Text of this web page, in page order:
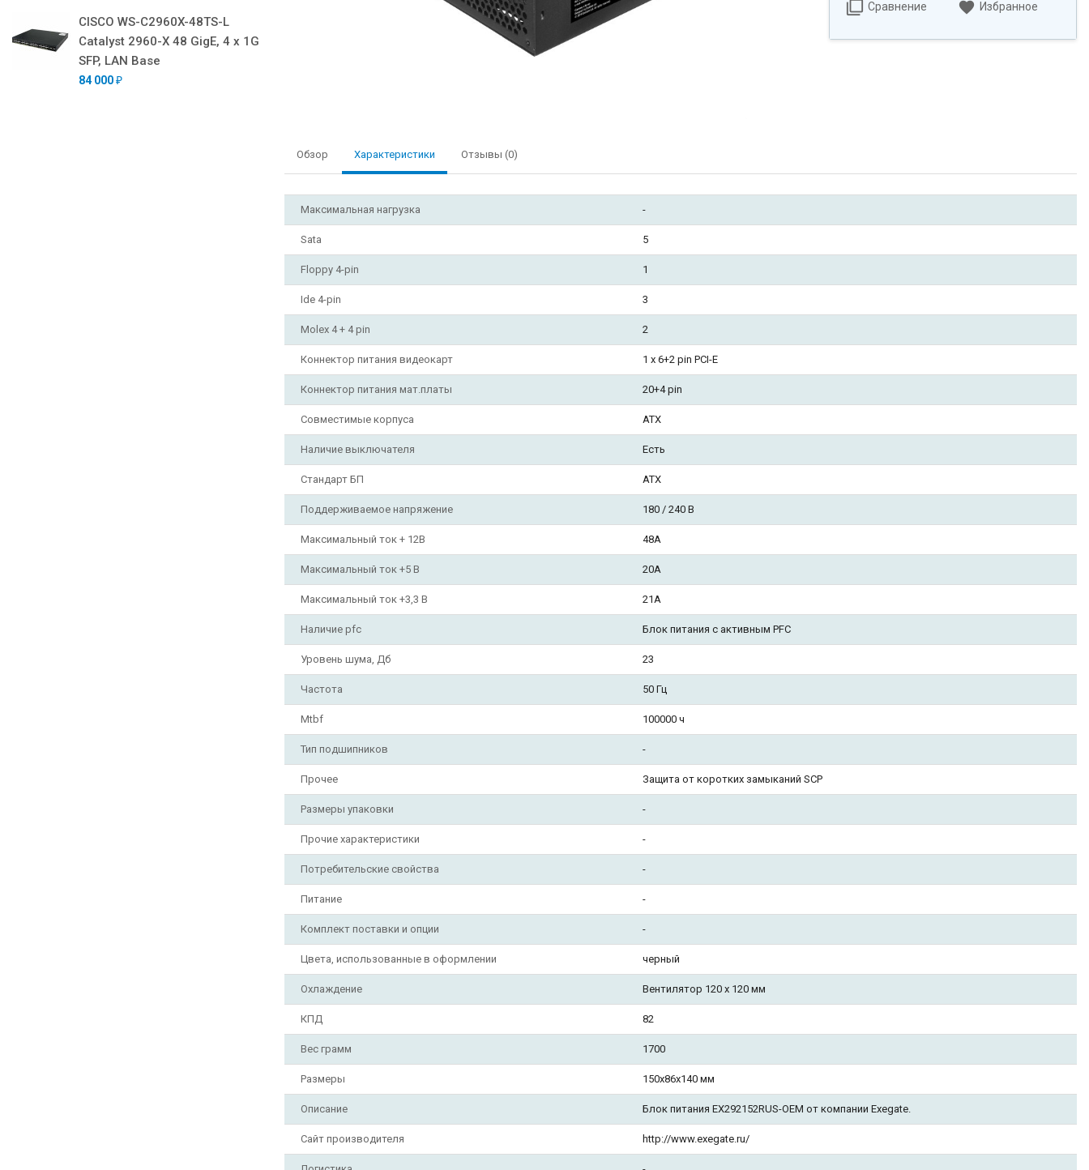
CISCO WS-C2960X-48TS-L
Catalyst 2960-X 48 GigE, 4 x 1G
SFP, LAN Base
84 000 ₽
Сравнение Избранное
Обзор Характеристики Отзывы (0)
Максимальная нагрузка -
Sata 5
Floppy 4-pin 1
Ide 4-pin 3
Molex 4 + 4 pin 2
Коннектор питания видеокарт 1 х 6+2 pin PCI-E
Коннектор питания мат.платы 20+4 pin
Совместимые корпуса ATX
Наличие выключателя Есть
Стандарт БП ATX
Поддерживаемое напряжение 180 / 240 В
Максимальный ток + 12В 48А
Максимальный ток +5 В 20А
Максимальный ток +3,3 В 21А
Наличие pfc Блок питания с активным PFC
Уровень шума, Дб 23
Частота 50 Гц
Mtbf 100000 ч
Тип подшипников -
Прочее Защита от коротких замыканий SCP
Размеры упаковки -
Прочие характеристики -
Потребительские свойства -
Питание -
Комплект поставки и опции -
Цвета, использованные в оформлении черный
Охлаждение Вентилятор 120 x 120 мм
КПД 82
Вес грамм 1700
Размеры 150x86x140 мм
Описание Блок питания EX292152RUS-OEM от компании Exegate.
Сайт производителя http://www.exegate.ru/